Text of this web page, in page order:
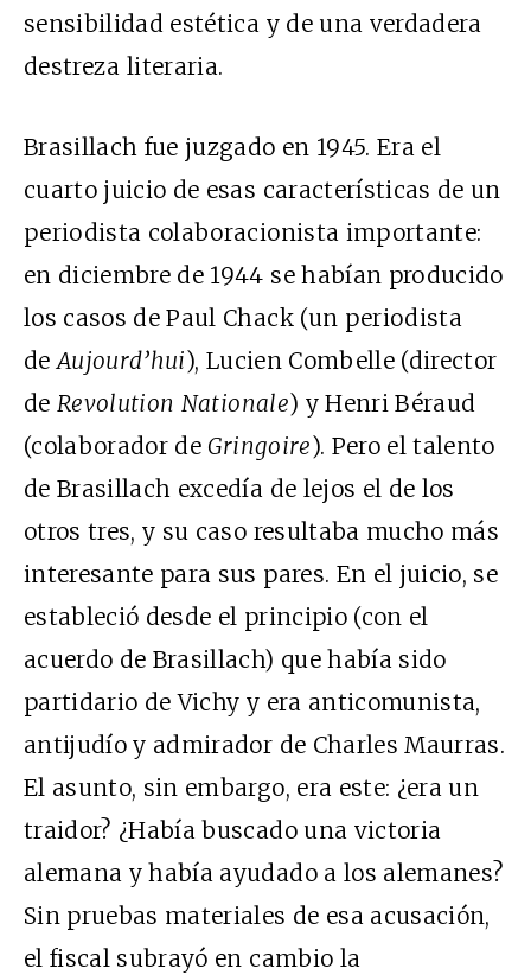
sensibilidad estética y de una verdadera
destreza literaria.
Brasillach fue juzgado en 1945. Era el
cuarto juicio de esas características de un
periodista colaboracionista importante:
en diciembre de 1944 se habían producido
los casos de Paul Chack (un periodista
deAujourd’hui), Lucien Combelle (director
deRevolution Nationale) y Henri Béraud
(colaborador de Gringoire). Pero el talento
de Brasillach excedía de lejos el de los
otros tres, y su caso resultaba mucho más
interesante para sus pares. En el juicio, se
estableció desde el principio (con el
acuerdo de Brasillach) que había sido
partidario de Vichy y era anticomunista,
antijudío y admirador de Charles Maurras.
El asunto, sin embargo, era este: ¿era un
traidor? ¿Había buscado una victoria
alemana y había ayudado a los alemanes?
Sin pruebas materiales de esa acusación,
el fiscal subrayó en cambio la